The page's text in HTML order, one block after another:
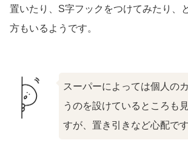
置いたり、S字フックをつけてみたり、
方もいるようです。
スーパーによっては個人の
うのを設けているところも
すが、置き引きなど心配で